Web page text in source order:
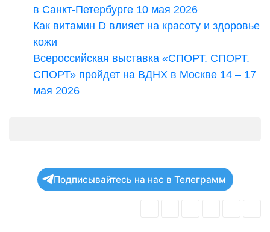
в Санкт-Петербурге 10 мая 2026
Как витамин D влияет на красоту и здоровье
кожи
Всероссийская выставка «СПОРТ. СПОРТ.
СПОРТ» пройдет на ВДНХ в Москве 14 – 17
мая 2026
Подписывайтесь на нас в Телеграмм